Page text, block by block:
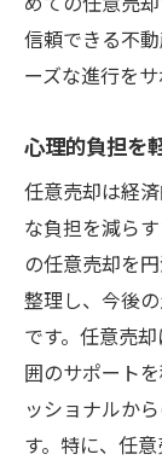
信頼できる不
ーズな進行をサ
心理的負担を
任意売却は経
な負担を減ら
の任意売却を
整理し、今後
です。任意売
囲のサポート
ッショナルか
す。特に、任